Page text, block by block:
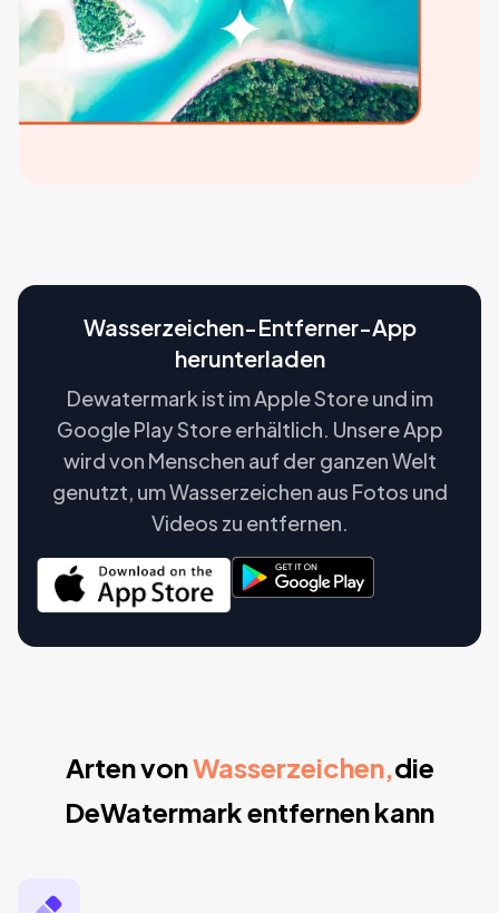
Wasserzeichen-Entferner-App
herunterladen
Dewatermark ist im Apple Store und im
Google Play Store erhältlich. Unsere App
wird von Menschen auf der ganzen Welt
genutzt, um Wasserzeichen aus Fotos und
Videos zu entfernen.
Arten vonWasserzeichen,die
DeWatermark entfernen kann